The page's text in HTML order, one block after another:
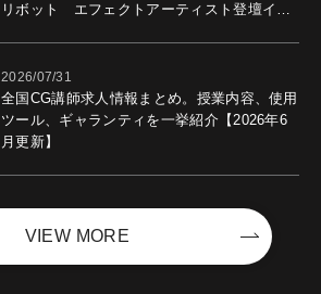
リボット エフェクトアーティスト登壇イベ
2026/07/31
全国CG講師求人情報まとめ。授業内容、使用
ツール、ギャランティを一挙紹介【2026年6
月更新】
VIEW MORE